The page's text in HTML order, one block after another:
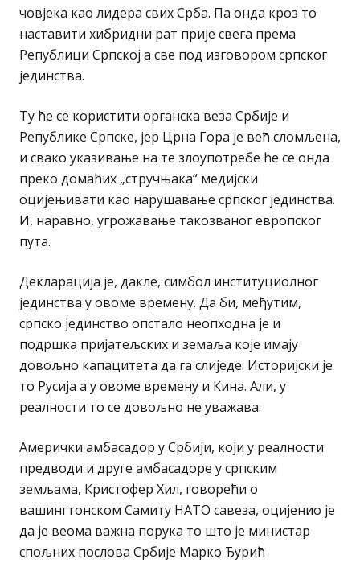
човјека као лидера свих Срба. Па онда кроз то
наставити хибридни рат прије свега према
Републици Српској а све под изговором српског
јединства.
Ту ће се користити органска веза Србије и
Републике Српске, јер Црна Гора је већ сломљена,
и свако указивање на те злоупотребе ће се онда
преко домаћих „стручњака“ медијски
оцијењивати као нарушавање српског јединства.
И, наравно, угрожавање такозваног европског
пута.
Декларација је, дакле, симбол институциолног
јединства у овоме времену. Да би, међутим,
српско јединство опстало неопходна је и
подршка пријатељских и земаља које имају
довољно капацитета да га слиједе. Историјски је
то Русија а у овоме времену и Кина. Али, у
реалности то се довољно не уважава.
Амерички амбасадор у Србији, који у реалности
предводи и друге амбасадоре у српским
земљама, Кристофер Хил, говорећи о
вашингтонском Самиту НАТО савеза, оцијенио је
да је веома важна порука то што је министар
спољних послова Србије Марко Ђурић